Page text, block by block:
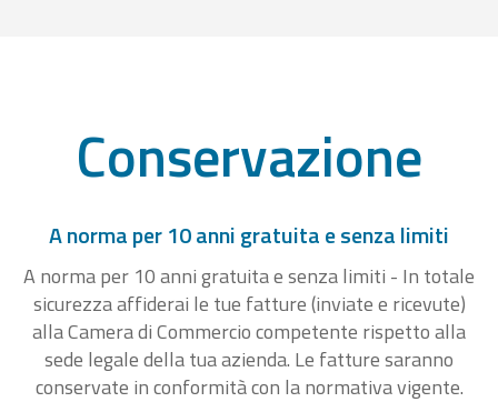
Conservazione
A norma per 10 anni gratuita e senza limiti
A norma per 10 anni gratuita e senza limiti - In totale
sicurezza affiderai le tue fatture (inviate e ricevute)
alla Camera di Commercio competente rispetto alla
sede legale della tua azienda. Le fatture saranno
conservate in conformità con la normativa vigente.